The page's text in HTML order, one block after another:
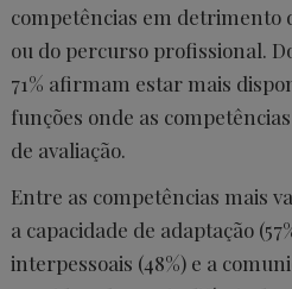
competências em detrimento
ou do percurso profissional.
71% afirmam estar mais
funções onde as
de avaliação.
Entre as competências mais
a capacidade de adaptação
interpessoais (48%) e a